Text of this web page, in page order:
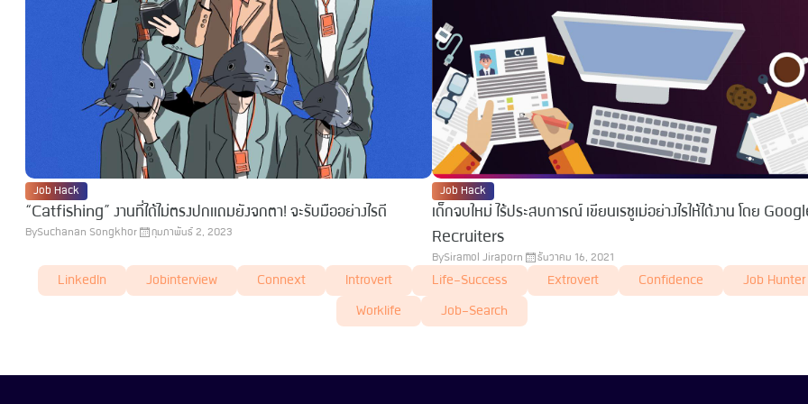
Job Hack
“Catfishing” งานที่ได้ไม่ตรงปกแถมยังจกตา! จะรับมืออย่างไรดี
BySuchanan Songkhor กุมภาพันธ์ 2, 2023
Job Hack
เด็กจบใหม่ ไร้ประสบการณ์ เขียนเรซูเม่อย่างไรให้ได้งาน โดย
Recruiters
BySiramol Jiraporn ธันวาคม 16, 2021
LinkedIn Jobinterview Connext Introvert Life-Success Extrovert Confidence Job Hunter
Worklife Job-Search